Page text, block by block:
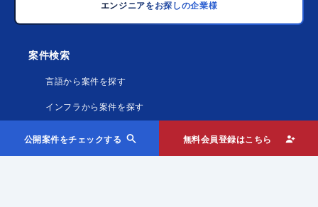
エンジニアをお探しの企業様
案件検索
言語から案件を探す
インフラから案件を探す
職種から案件を探す
フレームワークから案件を探す
公開案件をチェックする 無料会員登録はこちら